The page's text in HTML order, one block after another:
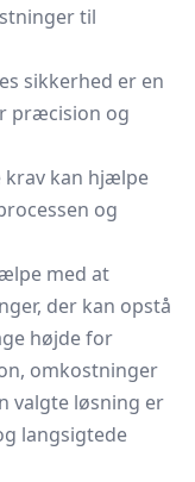
til
sikkerhed er en
præcision og
krav kan hjælpe
og
med at
der kan opstå
højde for
omkostninger
valgte løsning er
langsigtede